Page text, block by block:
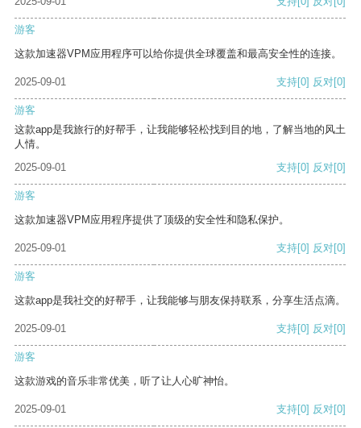
游客
这款加速器VPM应用程序可以给你提供全球覆盖和最高安全性的连接。
2025-09-01 支持[0] 反对[0]
游客
这款app是我旅行的好帮手，让我能够轻松找到目的地，了解当地的风土
人情。
2025-09-01
支持[0] 反对[0]
游客
这款加速器VPM应用程序提供了顶级的安全性和隐私保护。
2025-09-01 支持[0] 反对[0]
游客
这款app是我社交的好帮手，让我能够与朋友保持联系，分享生活点滴。
2025-09-01 支持[0] 反对[0]
游客
这款游戏的音乐非常优美，听了让人心旷神怡。
2025-09-01 支持[0] 反对[0]